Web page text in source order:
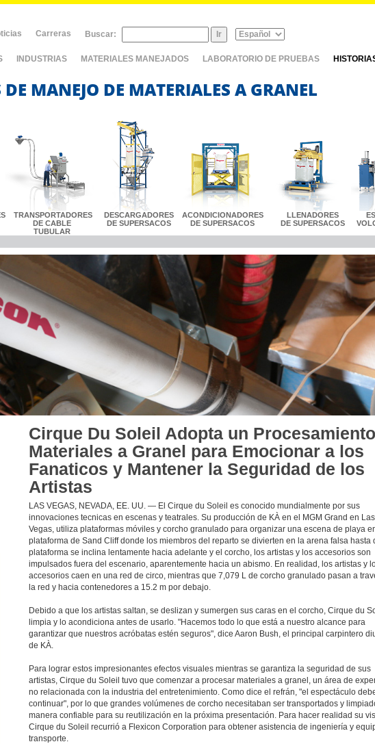
Carreras Buscar:
INDUSTRIAS MATERIALES MANEJADOS LABORATORIO DE PRUEBAS
MANEJO DE MATERIALES A GRANEL
TRANSPORTADORES
DE CABLE
TUBULAR
DESCARGADORES
DE SUPERSACOS
ACONDICIONADORES
DE SUPERSACOS
LLENADORES
DE SUPERSACOS
Cirque Du Soleil Adopta un
Materiales a Granel para Emocionar a los
Fanaticos y Mantener la Seguridad de los
Artistas
LAS VEGAS, NEVADA, EE. UU. — El Cirque du Soleil es conocido mundialmente por sus
innovaciones tecnicas en escenas y teatrales. Su producción de KÀ en el MGM Grand en Las
Vegas, utiliza plataformas móviles y corcho granulado para organizar una escena de playa
plataforma de Sand Cliff donde los miembros del reparto se divierten en la arena falsa hasta
plataforma se inclina lentamente hacia adelante y el corcho, los artistas y los accesorios son
impulsados fuera del escenario, aparentemente hacia un abismo. En realidad, los artistas y
accesorios caen en una red de circo, mientras que 7,079 L de corcho granulado pasan a
la red y hacia contenedores a 15.2 m por debajo.
Debido a que los artistas saltan, se deslizan y sumergen sus caras en el corcho, Cirque du
limpia y lo acondiciona antes de usarlo. "Hacemos todo lo que está a nuestro alcance para
garantizar que nuestros acróbatas estén seguros", dice Aaron Bush, el principal carpintero
de KÀ.
Para lograr estos impresionantes efectos visuales mientras se garantiza la seguridad de sus
artistas, Cirque du Soleil tuvo que comenzar a procesar materiales a granel, un área de
no relacionada con la industria del entretenimiento. Como dice el refrán, "el espectáculo
continuar", por lo que grandes volúmenes de corcho necesitaban ser transportados y
manera confiable para su reutilización en la próxima presentación. Para hacer realidad su
Cirque du Soleil recurrió a Flexicon Corporation para obtener asistencia de ingeniería y
transporte.